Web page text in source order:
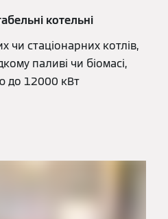
котельні
чи стаціонарних котлів,
паливі чи біомасі,
до 12000 кВт